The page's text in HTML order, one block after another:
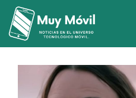
Saltar
contenido